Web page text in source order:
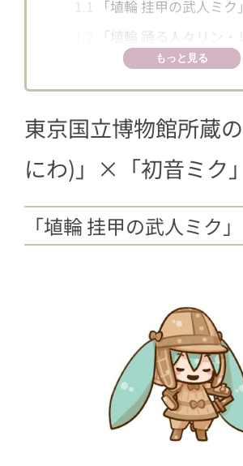
1.1 「埴輪 挂甲の武人ミク」
「埴輪 踊る人々リン・
もっと見る
東京国立博物館所蔵
にわ)」×「初音ミク」
「埴輪 挂甲の武人ミク」